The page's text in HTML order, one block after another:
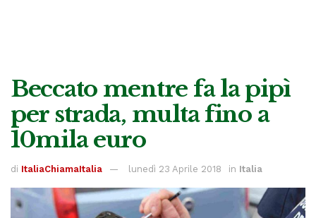
Beccato mentre fa la pipì
per strada, multa fino a
10mila euro
di ItaliaChiamaItalia lunedì 23 Aprile 2018 in Italia